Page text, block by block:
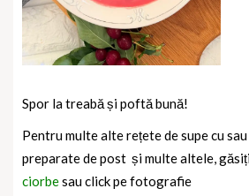
Spor la treabă și poftă bună!
Pentru multe alte rețete de supe cu
preparate de post și multe altele,
ciorbesau click pe fotografie